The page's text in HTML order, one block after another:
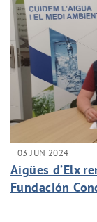
03 JUN 2024
Aigües d’Elx
Fundación